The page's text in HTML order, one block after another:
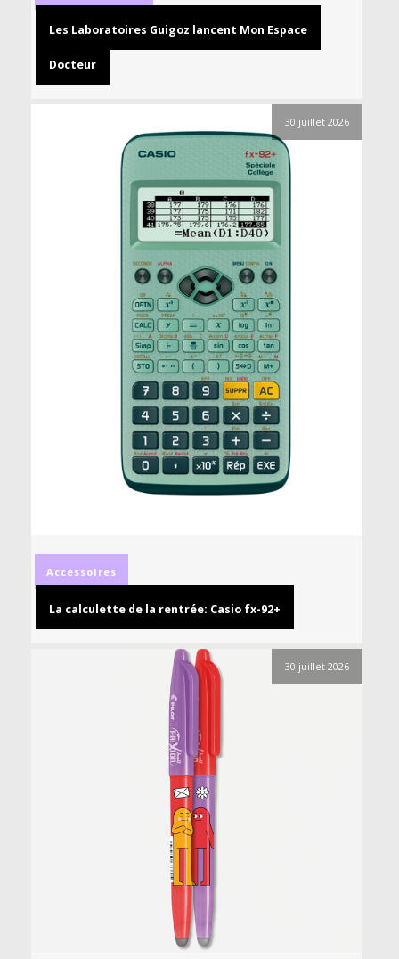
Les Laboratoires Guigoz lancent Mon Espace
Docteur
30 juillet 2026
Accessoires
La calculette de la rentrée: Casio fx-92+
30 juillet 2026